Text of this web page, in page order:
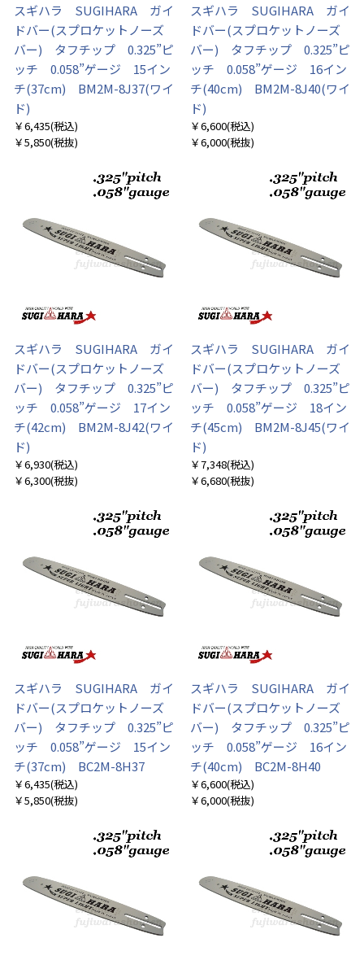
スギハラ SUGIHARA ガイ
ドバー(スプロケットノーズ
バー) タフチップ 0.325”ピ
ッチ 0.058”ゲージ 15イン
チ(37cm) BM2M-8J37(ワイ
ド)
￥6,435(税込)
￥5,850(税抜)
スギハラ SUGIHARA ガイ
ドバー(スプロケットノーズ
バー) タフチップ 0.325”ピ
ッチ 0.058”ゲージ 16イン
チ(40cm) BM2M-8J40(ワイ
ド)
￥6,600(税込)
￥6,000(税抜)
スギハラ SUGIHARA ガイ
ドバー(スプロケットノーズ
バー) タフチップ 0.325”ピ
ッチ 0.058”ゲージ 17イン
チ(42cm) BM2M-8J42(ワイ
ド)
￥6,930(税込)
￥6,300(税抜)
スギハラ SUGIHARA ガイ
ドバー(スプロケットノーズ
バー) タフチップ 0.325”ピ
ッチ 0.058”ゲージ 18イン
チ(45cm) BM2M-8J45(ワイ
ド)
￥7,348(税込)
￥6,680(税抜)
スギハラ SUGIHARA ガイ
ドバー(スプロケットノーズ
バー) タフチップ 0.325”ピ
ッチ 0.058”ゲージ 15イン
チ(37cm) BC2M-8H37
￥6,435(税込)
￥5,850(税抜)
スギハラ SUGIHARA ガイ
ドバー(スプロケットノーズ
バー) タフチップ 0.325”ピ
ッチ 0.058”ゲージ 16イン
チ(40cm) BC2M-8H40
￥6,600(税込)
￥6,000(税抜)
カートへ進む